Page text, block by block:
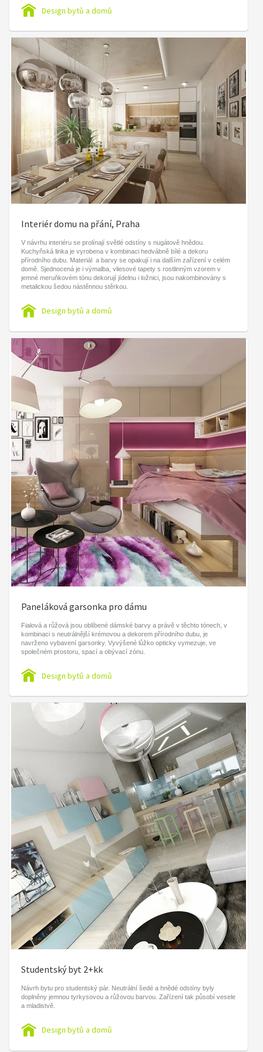
Design bytů a domů
Interiér domu na přání, Praha
V návrhu interiéru se prolínají světlé odstíny s nugátově hnědou.
Kuchyňská linka je vyrobena v kombinaci hedvábně bílé a dekoru
přírodního dubu. Materiál a barvy se opakují i na dalším zařízení v celém
domě. Sjednocená je i výmalba, vliesové tapety s rostlinným vzorem v
jemné meruňkovém tónu dekorují jídelnu i ložnici, jsou nakombinovány s
metalickou šedou nástěnnou stěrkou.
Design bytů a domů
Paneláková garsonka pro dámu
Fialová a růžová jsou oblíbené dámské barvy a právě v těchto tónech, v
kombinaci s neutrálnější krémovou a dekorem přírodního dubu, je
navrženo vybavení garsonky. Vyvýšené lůžko opticky vymezuje, ve
společném prostoru, spací a obývací zónu.
Design bytů a domů
Studentský byt 2+kk
Návrh bytu pro studentský pár. Neutrální šedé a hnědé odstíny byly
doplněny jemnou tyrkysovou a růžovou barvou. Zařízení tak působí vesele
a mladistvě.
Design bytů a domů